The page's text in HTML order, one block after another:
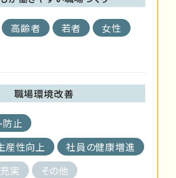
高齢者 若者
女性
職場環境改善
防止
産性向上
社員の健康増進
実
その他